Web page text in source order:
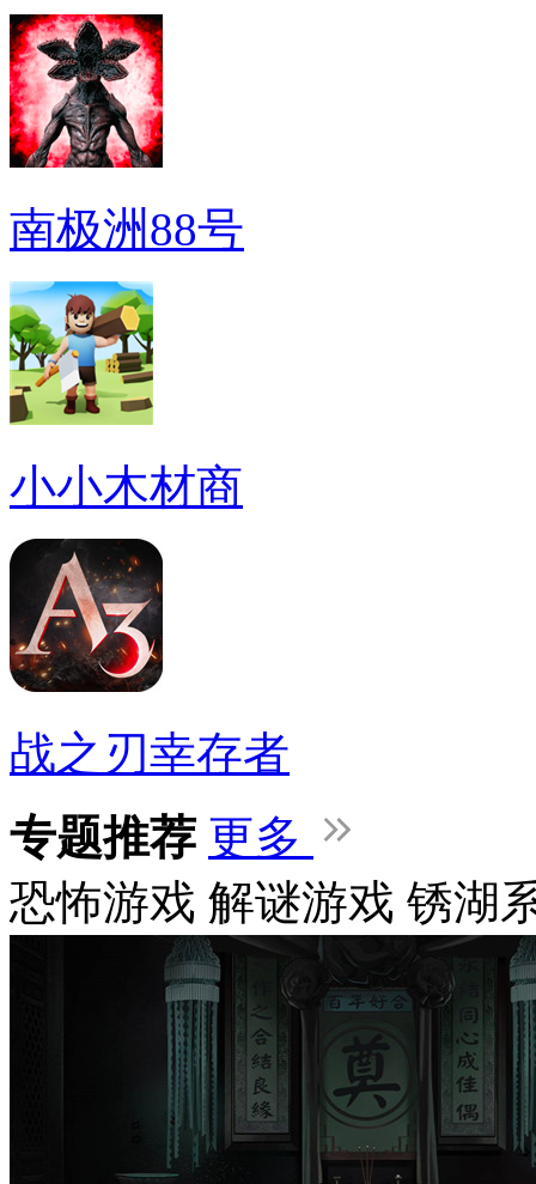
南极洲88号
小小木材商
战之刃幸存者
专题推荐 更多
恐怖游戏 解谜游戏 锈湖